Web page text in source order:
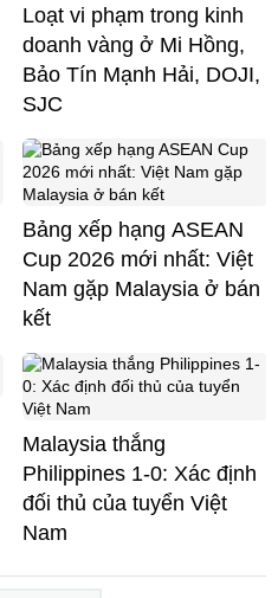
Loạt vi phạm trong kinh
doanh vàng ở Mi Hồng,
Bảo Tín Mạnh Hải, DOJI,
SJC
Bảng xếp hạng ASEAN
Cup 2026 mới nhất: Việt
Nam gặp Malaysia ở bán
kết
Malaysia thắng
Philippines 1-0: Xác định
đối thủ của tuyển Việt
Nam